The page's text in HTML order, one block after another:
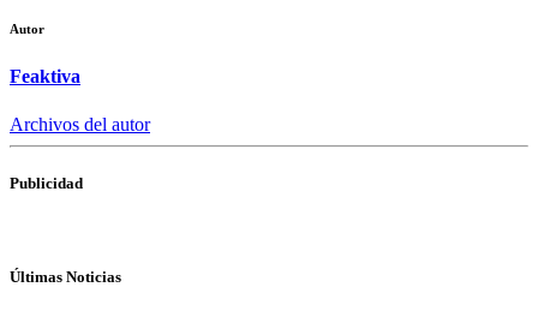
Autor
Feaktiva
Archivos del autor
Publicidad
Últimas Noticias